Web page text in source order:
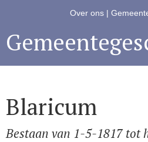
Over ons |
Blaricum
Bestaan van 1-5-1817 tot